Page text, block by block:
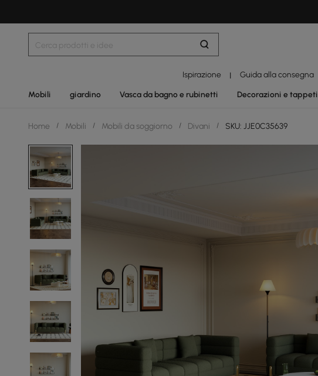
Ispirazione | Guida alla consegna
Mobili giardino Vasca da bagno e rubinetti Decorazioni e tappeti
Home / Mobili / Mobili da soggiorno / Divani / SKU: JJE0C35639